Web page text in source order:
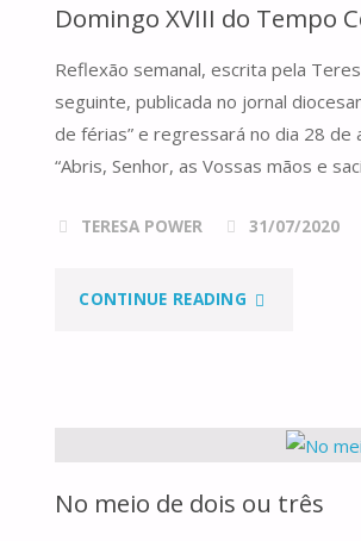
Domingo XVIII do Tempo
Reflexão semanal, escrita pela
seguinte, publicada no jornal
de férias” e regressará no dia 28 de
“Abris, Senhor, as Vossas mãos e
TERESA POWER 31/07/2020
CONTINUE READING "DOMINGO
TEMPO
COMUM,
No meio de dois ou três